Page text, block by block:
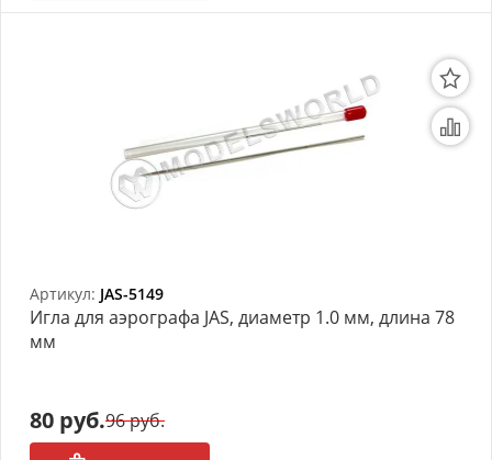
Артикул: JAS-5149
Игла для аэрографа JAS, диаметр 1.0 мм, длина 78
мм
80 руб.96 руб.